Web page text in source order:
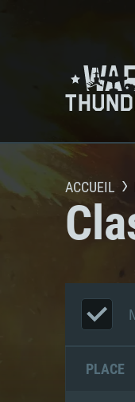
ACCUEIL
PLACE